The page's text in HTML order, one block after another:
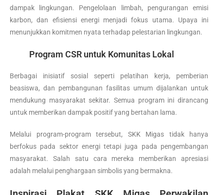
dampak lingkungan. Pengelolaan limbah, pengurangan emisi
karbon, dan efisiensi energi menjadi fokus utama. Upaya ini
menunjukkan komitmen nyata terhadap pelestarian lingkungan.
Program CSR untuk Komunitas Lokal
Berbagai inisiatif sosial seperti pelatihan kerja, pemberian
beasiswa, dan pembangunan fasilitas umum dijalankan untuk
mendukung masyarakat sekitar. Semua program ini dirancang
untuk memberikan dampak positif yang bertahan lama.
Melalui program-program tersebut, SKK Migas tidak hanya
berfokus pada sektor energi tetapi juga pada pengembangan
masyarakat. Salah satu cara mereka memberikan apresiasi
adalah melalui penghargaan simbolis yang bermakna.